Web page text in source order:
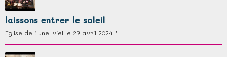
laissons entrer le soleil
Eglise de Lunel viel le 27 avril 2024 "